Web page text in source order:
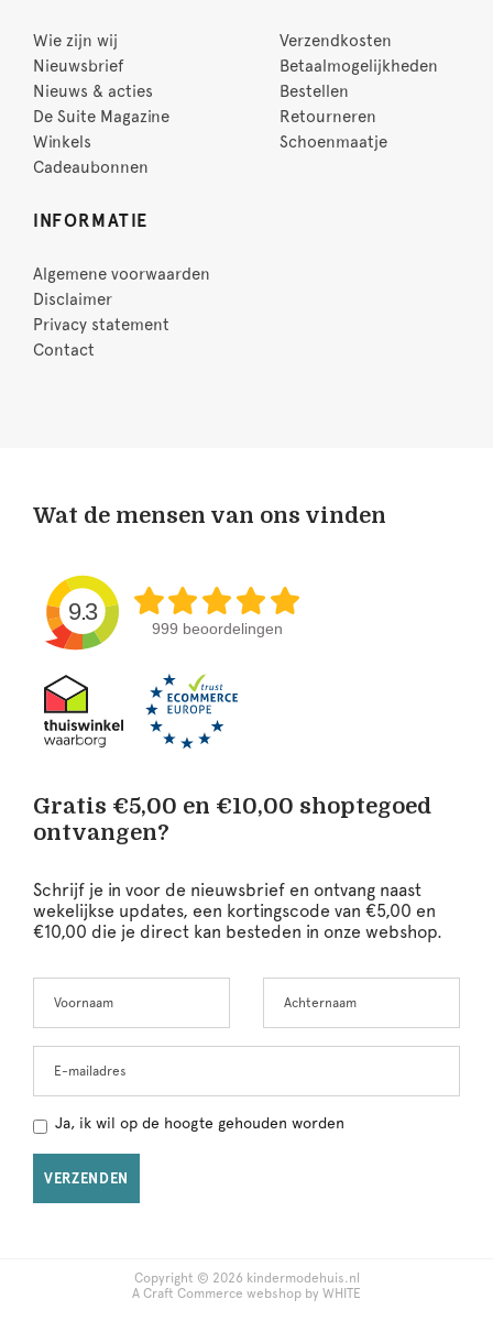
Wie zijn wij
Nieuwsbrief
Nieuws & acties
De Suite Magazine
Winkels
Cadeaubonnen
Verzendkosten
Betaalmogelijkheden
Bestellen
Retourneren
Schoenmaatje
INFORMATIE
Algemene voorwaarden
Disclaimer
Privacy statement
Contact
Wat de mensen van ons vinden
9.3
999 beoordelingen
Gratis €5,00 en €10,00 shoptegoed
ontvangen?
Schrijf je in voor de nieuwsbrief en ontvang naast
wekelijkse updates, een kortingscode van €5,00 en
€10,00 die je direct kan besteden in onze webshop.
this
Ja, ik wil op de hoogte gehouden worden
VERZENDEN
Copyright © 2026 kindermodehuis.nl
A Craft Commerce webshop by WHITE